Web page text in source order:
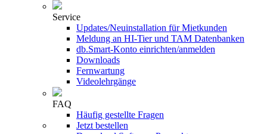
Service
Updates/Neuinstallation für Mietkunden
Meldung an HI-Tier und TAM Datenbanken
db.Smart-Konto einrichten/anmelden
Downloads
Fernwartung
Videolehrgänge
FAQ
Häufig gestellte Fragen
Jetzt bestellen